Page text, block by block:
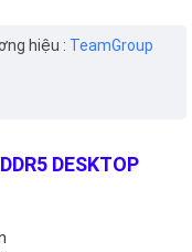
hiệu : TeamGroup
DESKTOP